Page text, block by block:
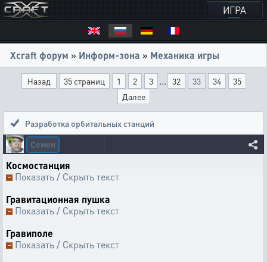
ИГРА
Xcraft форум » Информ-зона » Механика игры
Назад 35 страниц 1 2 3 ... 32 33 34
35
Далее
Разработка орбитальных станций
Семен
Космостанция
Показать / Скрыть текст
Гравитационная пушка
Показать / Скрыть текст
Гравиполе
Показать / Скрыть текст